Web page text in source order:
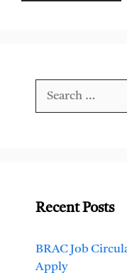
Recent Posts
BRAC Job
Apply